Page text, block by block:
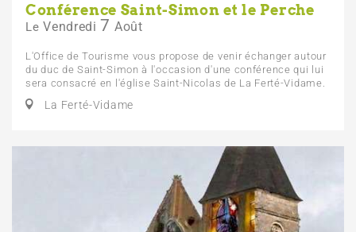
Conférence Saint-Simon et le Perche
Le Vendredi 7 Août
L'Office de Tourisme vous propose de venir échanger autour
du duc de Saint-Simon à l'occasion d'une conférence qui lui
sera consacré en l'église Saint-Nicolas de La Ferté-Vidame.
La Ferté-Vidame